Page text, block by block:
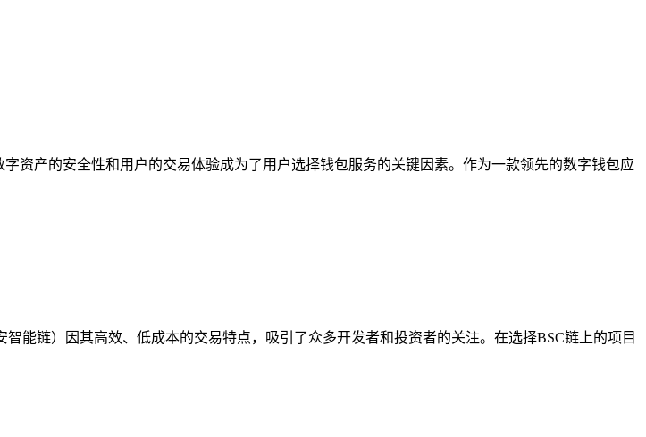
资产的安全性和用户的交易体验成为了用户选择钱包服务的关键因素。作为一款领先的数字钱包应
能链）因其高效、低成本的交易特点，吸引了众多开发者和投资者的关注。在选择BSC链上的项目